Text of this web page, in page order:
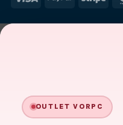
OUTLET VORPC